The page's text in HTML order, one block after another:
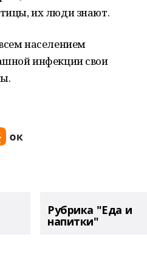
их люди знают.
населением
инфекции свои
Рубрика "Еда и
напитки"